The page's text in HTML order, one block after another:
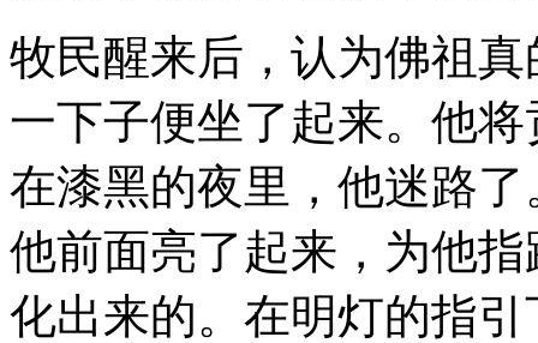
牧民醒来后，认为佛祖
一下子便坐了起来。他
在漆黑的夜里，他迷路
他前面亮了起来，为他
化出来的。在明灯的指